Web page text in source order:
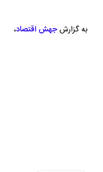
به گزارشجهش اقتصاد،